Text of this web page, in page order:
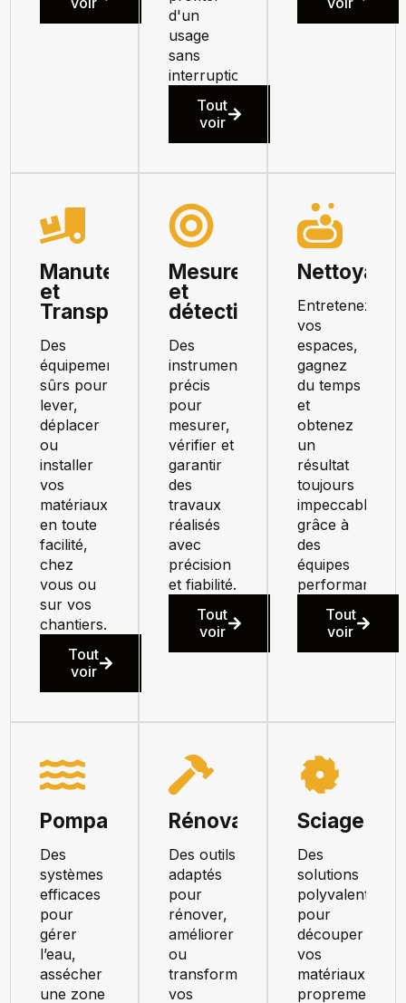
d'un
usage
sans
interruption.
Tout
voir
Manutention
et
Transport
Des
équipements
sûrs pour
lever,
déplacer
ou
installer
vos
matériaux
en toute
facilité,
chez
vous ou
sur vos
chantiers.
Tout
voir
Mesure
et
détection
Des
instruments
précis
pour
mesurer,
vérifier et
garantir
des
travaux
réalisés
avec
précision
et fiabilité.
Tout
voir
Nettoyage
Entretenez
vos
espaces,
gagnez
du temps
et
obtenez
un
résultat
toujours
impeccable
grâce à
des
équipes
performant.
Tout
voir
Pompage
Des
systèmes
efficaces
pour
gérer
l’eau,
assécher
une zone
Rénovation
Des outils
adaptés
pour
rénover,
améliorer
ou
transformer
vos
Sciage
Des
solutions
polyvalentes
pour
découper
vos
matériaux
proprement